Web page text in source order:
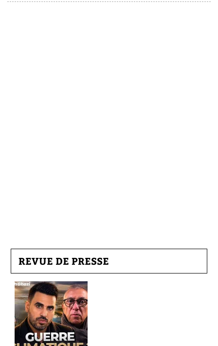
REVUE DE PRESSE